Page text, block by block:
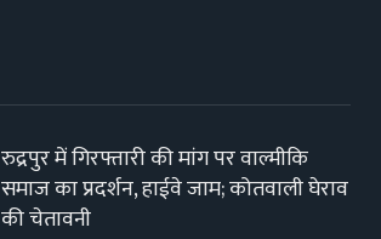
रुद्रपुर में गिरफ्तारी की मांग पर वाल्मीकि
समाज का प्रदर्शन, हाईवे जाम; कोतवाली घेराव
की चेतावनी